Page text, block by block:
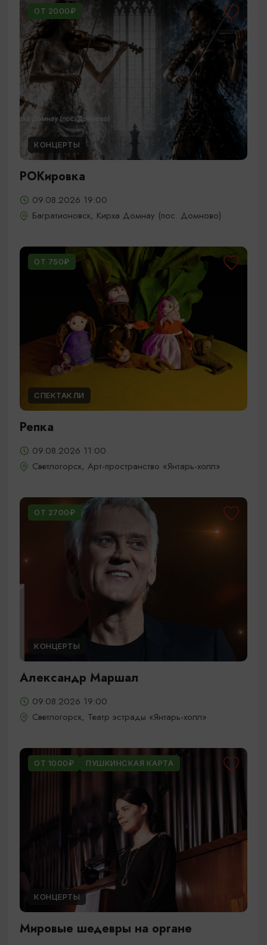
ОТ 2000₽
КОНЦЕРТЫ
РОКировка
09.08.2026 19:00
Багратионовск, Кирха Домнау (пос. Домново)
ОТ 750₽
СПЕКТАКЛИ
Репка
09.08.2026 11:00
Светлогорск, Арт-пространство «Янтарь-холл»
ОТ 2700₽
КОНЦЕРТЫ
Александр Маршал
09.08.2026 19:00
Светлогорск, Театр эстрады «Янтарь-холл»
ОТ 1000₽ ПУШКИНСКАЯ КАРТА
КОНЦЕРТЫ
Мировые шедевры на органе